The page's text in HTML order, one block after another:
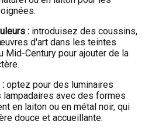
: introduisez des coussins,
d'art dans les teintes
Mid-Century pour ajouter de la
optez pour des luminaires
lampadaires avec des formes
en laiton ou en métal noir, qui
douce et accueillante.